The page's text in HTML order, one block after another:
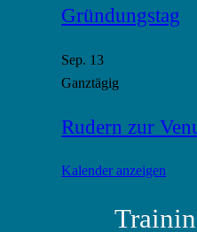
Gründungstag
Sep. 13
Ganztägig
Rudern zur
Kalender anzeigen